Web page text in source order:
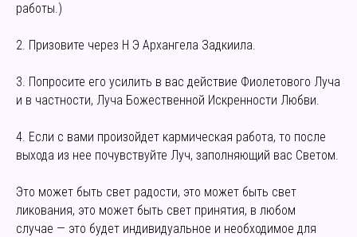
работы.)
2. Призовите через Н Э Архангела Задкиила.
3. Попросите его усилить в вас действие Фиолетового Луча
и в частности, Луча Божественной Искренности Любви.
4. Если с вами произойдет кармическая работа, то после
выхода из нее почувствуйте Луч, заполняющий вас Светом.
Это может быть свет радости, это может быть свет
ликования, это может быть свет принятия, в любом
случае — это будет индивидуальное и необходимое для